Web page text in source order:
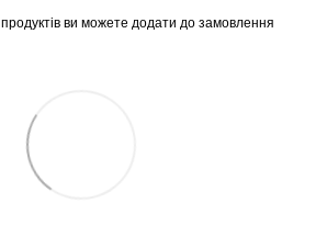
ви можете додати до замовлення